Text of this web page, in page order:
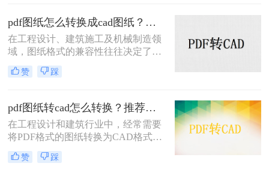
常会感到无从下手。那么，扫描的图
纸怎么转CAD才能既保证精度又提高
效率？这本质上是一个“逆向工程”的
过程，需要借助专业的工具与合理的
流程来实现。
pdf图纸怎么转换成cad图纸？这3种方法教会你！
在工程设计、建筑施工及机械制造领
域，图纸格式的兼容性往往决定了工
作的效率。很多时候，我们接收到的
设计文件是PDF格式，这种格式虽然
我们需要对图纸进行修改、测量或导
入到专业设备（如RTK）时，就必须
解决“pdf图纸怎么转换成cad图纸”这
一核心难题。
赞 踩
pdf图纸转cad怎么转换？推荐二个实用转换方法！
在工程设计和建筑行业中，经常需要
将PDF格式的图纸转换为CAD格式，
以便进行进一步的编辑和修改。那么
pdf图纸转cad怎么转换呢？本文将介
赞 踩